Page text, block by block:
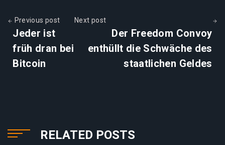
Previous post
Jeder ist
früh dran bei
Bitcoin
Next post
Der Freedom Convoy
enthüllt die Schwäche des
staatlichen Geldes
RELATED POSTS